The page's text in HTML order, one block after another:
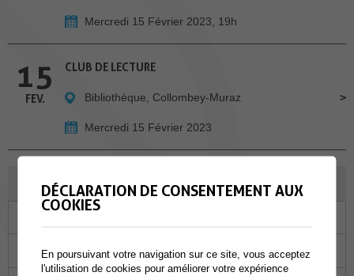
Mercredi 15 Février 2023, 19h
15
FEV.
CLUB DE LECTURE
Bibliothèque, Collombey-Muraz
Mercredi 15 Février 2023
JANVIER 2024
02 03 04 05 06
DÉCLARATION DE CONSENTEMENT AUX
COOKIES
En poursuivant votre navigation sur ce site, vous acceptez
l'utilisation de cookies pour améliorer votre expérience